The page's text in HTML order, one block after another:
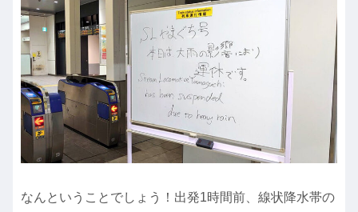
なんということでしょう！出発1時間前、線状降水帯の